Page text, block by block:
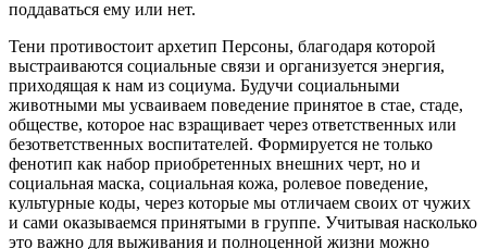
поддаваться ему или нет.
Тени противостоит архетип Персоны, благодаря которой
выстраиваются социальные связи и организуется энергия,
приходящая к нам из социума. Будучи социальными
животными мы усваиваем поведение принятое в стае, стаде,
обществе, которое нас взращивает через ответственных или
безответственных воспитателей. Формируется не только
фенотип как набор приобретенных внешних черт, но и
социальная маска, социальная кожа, ролевое поведение,
культурные коды, через которые мы отличаем своих от чужих
и сами оказываемся принятыми в группе. Учитывая насколько
это важно для выживания и полноценной жизни можно